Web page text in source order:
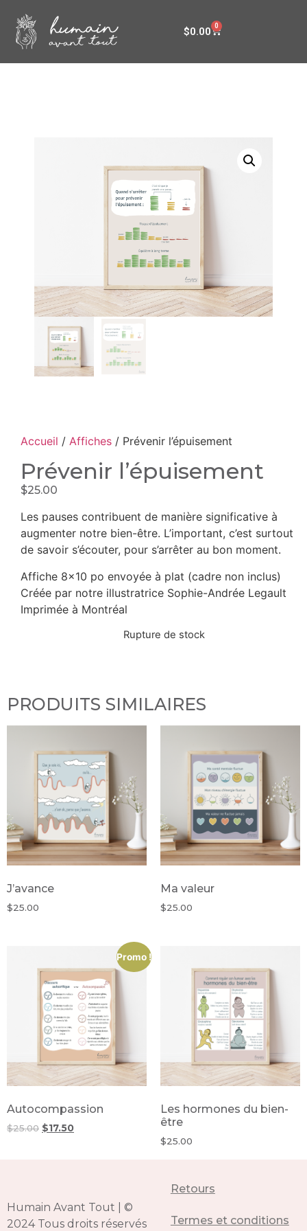
$0.00 0
Accueil / Affiches / Prévenir l’épuisement
Prévenir l’épuisement
$25.00
Les pauses contribuent de manière significative à
augmenter notre bien-être. L’important, c’est surtout
de savoir s’écouter, pour s’arrêter au bon moment.
Affiche 8×10 po envoyée à plat (cadre non inclus)
Créée par notre illustratrice Sophie-Andrée Legault
Imprimée à Montréal
Rupture de stock
PRODUITS SIMILAIRES
J’avance
$25.00
Ma valeur
$25.00
Promo !
Autocompassion
$25.00 $17.50
Les hormones du bien-
être
$25.00
Humain Avant Tout
©
2024 Tous droits réservés
Retours
Termes et conditions